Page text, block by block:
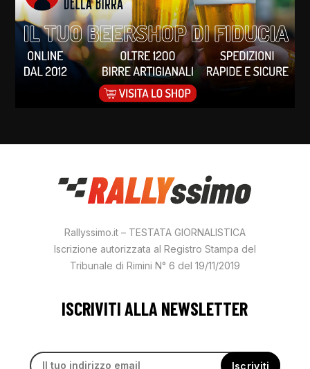
Rallyssimo.it – TESTATA GIORNALISTICA
Iscrizione autorizzata al Registro Stampa del
Tribunale di Rimini N° 6 del 19/11/2019
ISCRIVITI ALLA NEWSLETTER